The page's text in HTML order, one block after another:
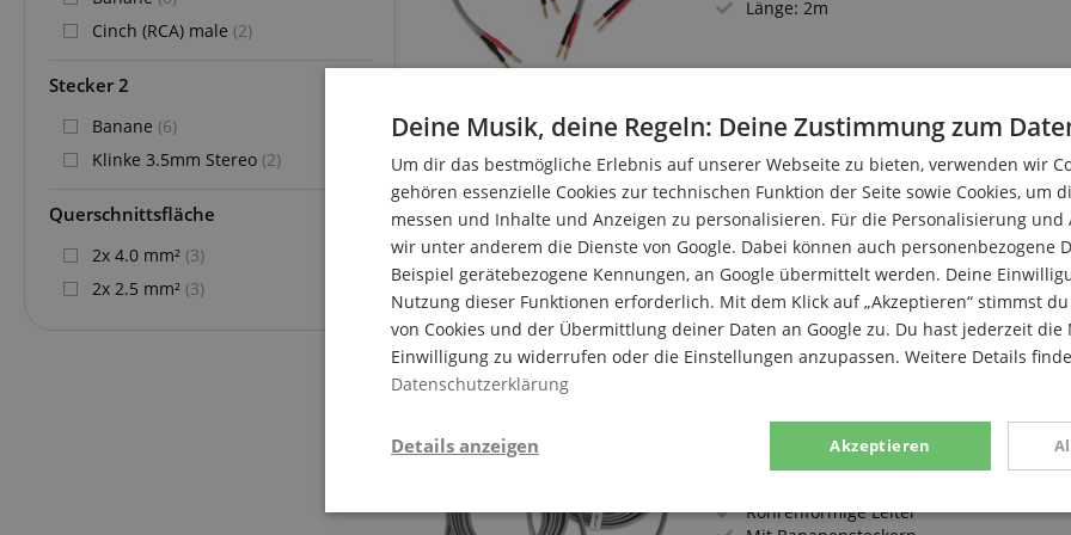
Cinch (RCA) male (2)
Stecker 2
Banane (6)
Klinke 3.5mm Stereo (2)
Querschnittsfläche
2x 4.0 mm² (3)
2x 2.5 mm² (3)
Länge: 2m
QED Performance XT25
X-Tube-Technologie
Röhrenförmige Leiter
Mit Bananensteckern
Länge: 2m
QED Reference XT40i
Röhrenförmige Leiter
Deine Musik, deine Regeln: Deine Zustimmung zum
Um dir das bestmögliche Erlebnis auf unserer Webseite zu bieten, verwenden wir
gehören essenzielle Cookies zur technischen Funktion der Seite sowie Cookies, um
messen und Inhalte und Anzeigen zu personalisieren. Für die Personalisierung und
wir unter anderem die Dienste von Google. Dabei können auch personenbezogene
Beispiel gerätebezogene Kennungen, an Google übermittelt werden. Deine
Nutzung dieser Funktionen erforderlich. Mit dem Klick auf „Akzeptieren“ stimmst
von Cookies und der Übermittlung deiner Daten an Google zu. Du hast jederzeit die
Einwilligung zu widerrufen oder die Einstellungen anzupassen. Weitere Details
Datenschutzerklärung
Akzeptieren
Details anzeigen
Statistik Marketing